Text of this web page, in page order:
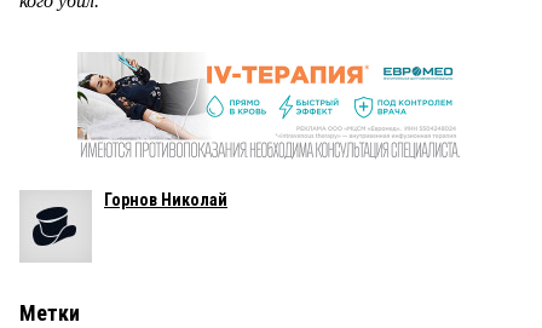
Горнов Николай
Метки